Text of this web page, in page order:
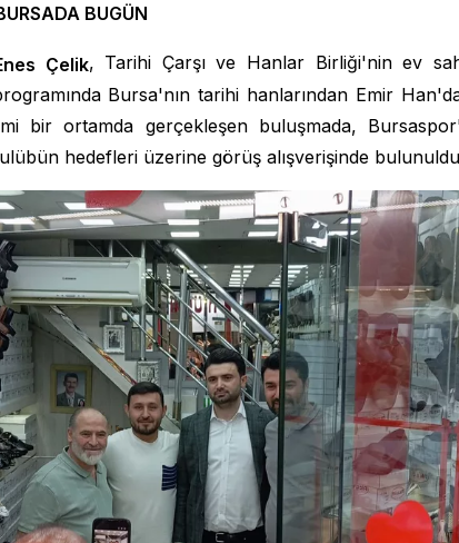
BUGÜN
Çelik, Tarihi Çarşı ve Hanlar Birliği'nin ev
Bursa'nın tarihi hanlarından Emir
bir ortamda gerçekleşen buluşmada,
hedefleri üzerine görüş alışverişinde